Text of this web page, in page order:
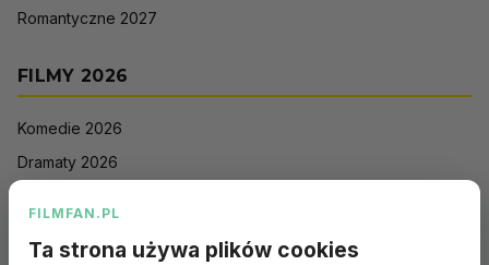
Romantyczne 2027
FILMY 2026
Komedie 2026
Dramaty 2026
FILMFAN.PL
Ta strona używa plików cookies